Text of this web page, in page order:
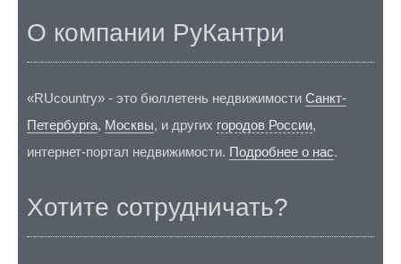
О компании РуКантри
«RUcountry» - это бюллетень недвижимости Санкт-
Петербурга, Москвы, и других городов России,
интернет-портал недвижимости. Подробнее о нас.
Хотите сотрудничать?